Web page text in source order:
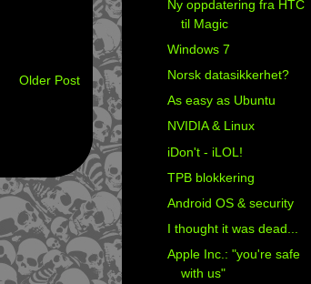
Older Post
Ny oppdatering fra HTC
til Magic
Windows 7
Norsk datasikkerhet?
As easy as Ubuntu
NVIDIA & Linux
iDon't - iLOL!
TPB blokkering
Android OS & security
I thought it was dead...
Apple Inc.: "you're safe
with us"